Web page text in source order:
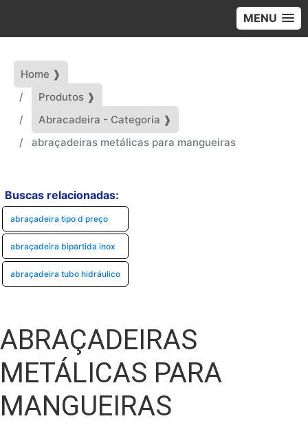
MENU
Home ❱
Produtos ❱
Abracadeira - Categoria ❱
abraçadeiras metálicas para mangueiras
Buscas relacionadas:
abraçadeira tipo d preço
abraçadeira bipartida inox
abraçadeira tubo hidráulico
ABRAÇADEIRAS
METÁLICAS PARA
MANGUEIRAS